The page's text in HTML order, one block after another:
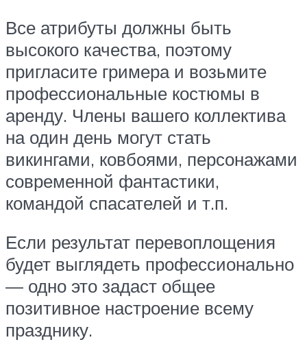
Все атрибуты должны быть
высокого качества, поэтому
пригласите гримера и возьмите
профессиональные костюмы в
аренду. Члены вашего коллектива
на один день могут стать
викингами, ковбоями, персонажами
современной фантастики,
командой спасателей и т.п.
Если результат перевоплощения
будет выглядеть профессионально
— одно это задаст общее
позитивное настроение всему
празднику.